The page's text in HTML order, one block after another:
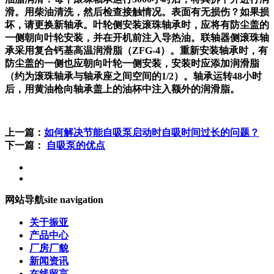
滑。用柴油清洗，然后检查接触情况。表面有无损伤？如果损
坏，请更换新轴承。叶轮侧安装滚珠轴承时，应将有防尘盖的
一侧朝向叶轮安装，并在开机前注入导热油。联轴器侧滚珠轴
承采用复合钙基高温润滑脂（ZFG-4）。重新安装轴承时，有
防尘盖的一侧也应朝向叶轮一侧安装，安装时应添加润滑脂
（约为滚珠轴承与轴承座之间空间的1/2）。轴承运转48小时
后，用黄油枪向轴承盖上的油杯中注入额外的润滑脂。
上一篇： ​如何解决节能自吸泵启动时自吸时间过长的问题？
下一篇：
​自吸泵的优点
网站导航site navigation
关于振亚
产品中心
厂房厂貌
新闻资讯